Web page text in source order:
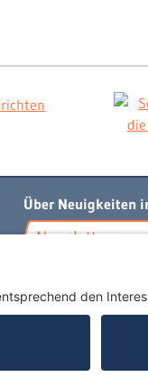
Über Neuigkeiten
Newsletter